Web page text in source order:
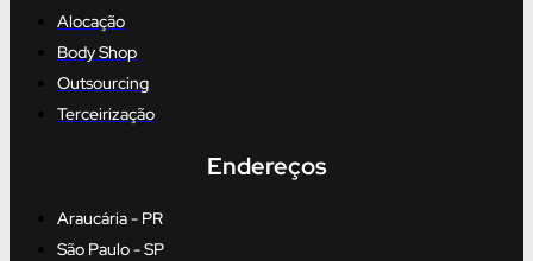
Alocação
Body Shop
Outsourcing
Terceirização
Endereços
Araucária - PR
São Paulo - SP